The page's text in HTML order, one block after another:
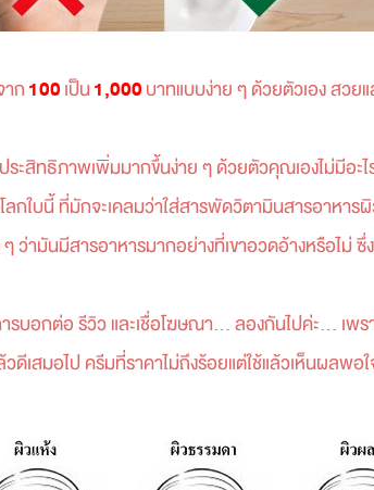
ก100เป็น1,000บาทแบบง่าย ๆ ด้วยตัวเอง สวย
ทธิภาพเพิ่มมากขึ้นง่าย ๆ ด้วยตัวคุณเองไม่มีอะไ
กใบนี้ ที่มักจะเคลมว่าใส่สารพัดวิตามินสารอาหาร
ามันมีสารอาหารมากอย่างที่เขาอวดอ้างหรือไม่ ซึ่
กต่อ รีวิว และเชื่อโฆษณา... ลองกันไปค่ะ... เพรา
ดีเสมอไป ครีมที่ราคาไม่ถึงร้อยแต่ใช้แล้วเห็นผลพ